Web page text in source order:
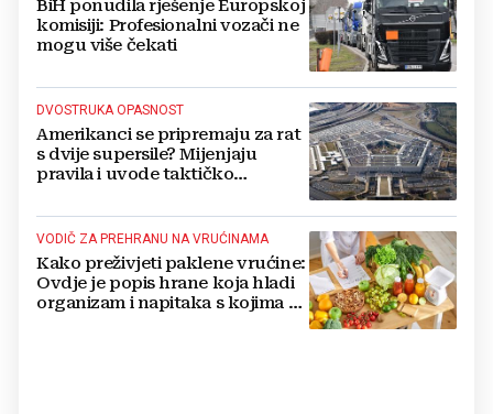
BiH ponudila rješenje Europskoj
komisiji: Profesionalni vozači ne
mogu više čekati
DVOSTRUKA OPASNOST
Amerikanci se pripremaju za rat
s dvije supersile? Mijenjaju
pravila i uvode taktičko
VODIČ ZA PREHRANU NA VRUĆINAMA
Kako preživjeti paklene vrućine:
Ovdje je popis hrane koja hladi
organizam i napitaka s kojima si